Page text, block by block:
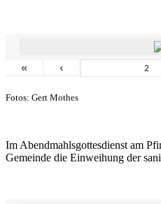
« ‹
Fotos: Gert Mothes
Im Abendmahlsgottesdienst am
Gemeinde die Einweihung der